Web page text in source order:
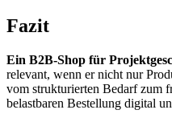
Fazit
Ein B2B-Shop für
relevant, wenn er nicht nur
vom strukturierten Bedarf zum
belastbaren Bestellung digital